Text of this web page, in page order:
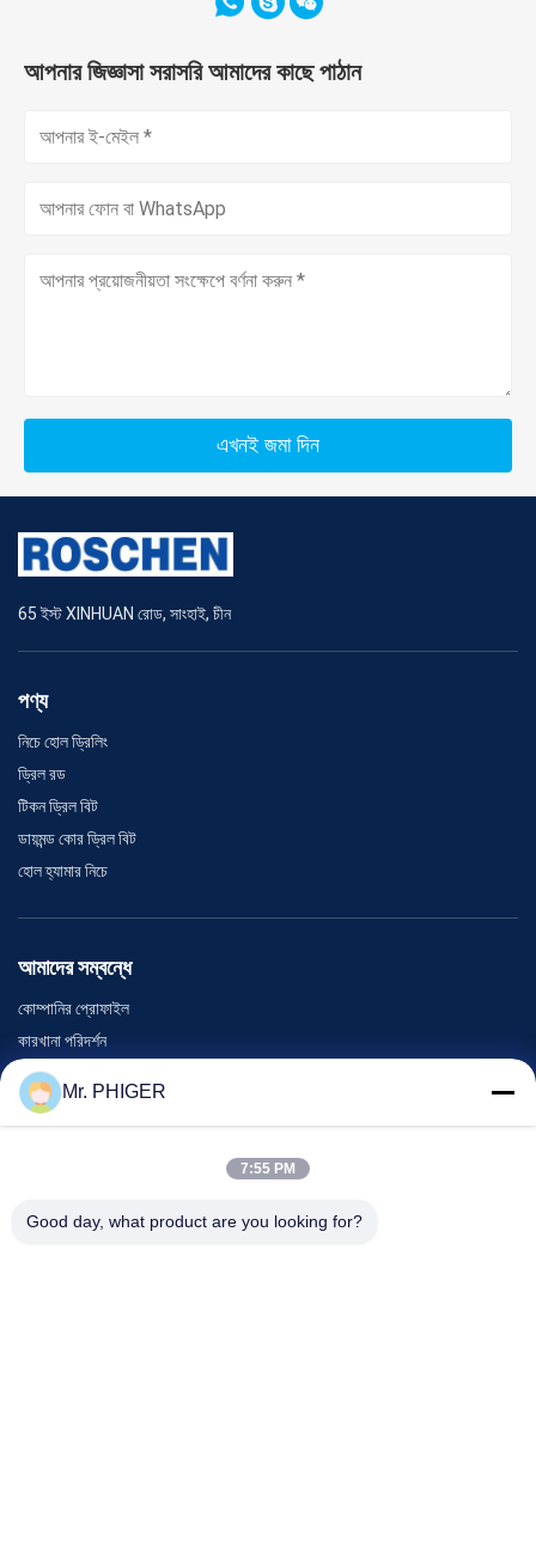
আপনার জিজ্ঞাসা সরাসরি আমাদের কাছে পাঠান
এখনই জমা দিন
65 ইস্ট XINHUAN রোড, সাংহাই, চীন
পণ্য
নিচে হোল ড্রিলিং
ড্রিল রড
টিকন ড্রিল বিট
ডায়মন্ড কোর ড্রিল বিট
হোল হ্যামার নিচে
আমাদের সম্বন্ধে
কোম্পানির প্রোফাইল
কারখানা পরিদর্শন
গুণমান নিয়ন্ত্রণ
সাইট ম্যাপ
ঘটনা
Mr. PHIGER
7:55 PM
Good day, what product are you looking for?